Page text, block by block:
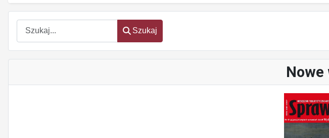
Szukaj
Szukaj
Nowe